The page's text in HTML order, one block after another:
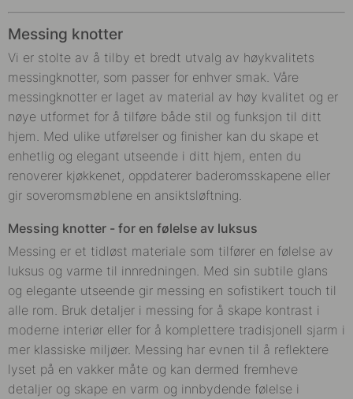
Messing knotter
Vi er stolte av å tilby et bredt utvalg av høykvalitets
messingknotter, som passer for enhver smak. Våre
messingknotter er laget av material av høy kvalitet og er
nøye utformet for å tilføre både stil og funksjon til ditt
hjem. Med ulike utførelser og finisher kan du skape et
enhetlig og elegant utseende i ditt hjem, enten du
renoverer kjøkkenet, oppdaterer baderomsskapene eller
gir soveromsmøblene en ansiktsløftning.
Messing knotter - for en følelse av luksus
Messing er et tidløst materiale som tilfører en følelse av
luksus og varme til innredningen. Med sin subtile glans
og elegante utseende gir messing en sofistikert touch til
alle rom. Bruk detaljer i messing for å skape kontrast i
moderne interiør eller for å komplettere tradisjonell sjarm i
mer klassiske miljøer. Messing har evnen til å reflektere
lyset på en vakker måte og kan dermed fremheve
detaljer og skape en varm og innbydende følelse i